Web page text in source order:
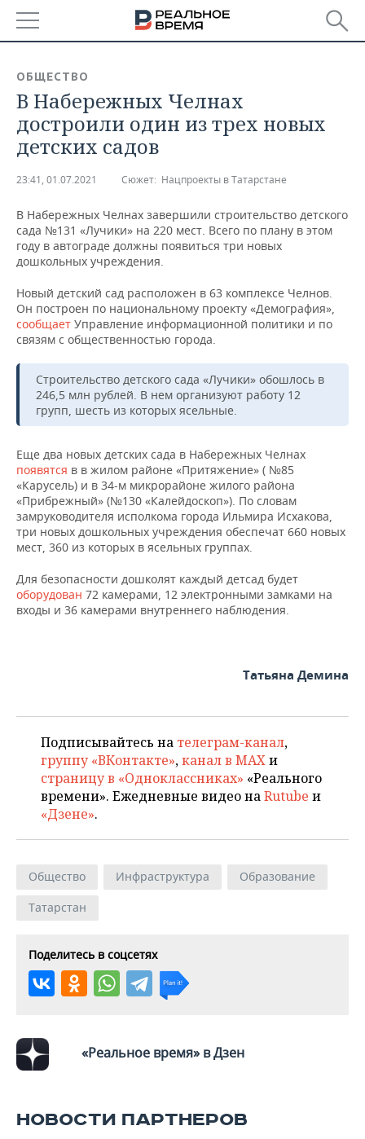
БАШКОРТОСТАН
ТАТАРСТАН
НОВОСТИ
АНАЛИТИКА
ДЕКЛАРАЦИИ О ДОХОДАХ
КОРОЛИ ГОСЗАКАЗА ПФО
КОМУ ПРИНАДЛЕЖАТ
ТОРГОВЫЕ ЦЕНТРЫ
ТАТАРСТАНА
НОВОСТИ ЭКОНОМИКИ
ФИНАНСЫ
БЮДЖЕТ
ПРОМЫШЛЕННОСТЬ
НОВОСТИ
ПРОМЫШЛЕННОСТИ
АГРОПРОМ
МАШИНОСТРОЕНИЕ
НЕФТЬ
ЭНЕРГЕТИКА
НЕДВИЖИМОСТЬ
НОВОСТИ АВТО
БИЗНЕС
РОЗНИЧНАЯ ТОРГОВЛЯ
УСЛУГИ
НОВОСТИ ТЕХНОЛОГИЙ
МЕДИА
ТЕЛЕКОММУНИКАЦИИ
МЕРОПРИЯТИЯ
ВЫЕЗДНАЯ РЕДАКЦИЯ
БИЗНЕС-БРАНЧИ
ONLINE-КОНФЕРЕНЦИИ
ОТКРЫТАЯ ЛЕКЦИЯ
НОВОСТИ СПОРТА
ФУТБОЛ
ХОККЕЙ
БАСКЕТБОЛ
ВОЛЕЙБОЛ
ХОККЕЙ С МЯЧОМ
ОБЩЕСТВО
НОВОСТИ ОБЩЕСТВА
ВЛАСТЬ
ИНФРАСТРУКТУРА
ИСТОРИЯ
ПРОИСШЕСТВИЯ
ФОТОГАЛЕРЕЯ
СЮЖЕТЫ
СПРАВОЧНИК
СПИСОК ПЕРСОН
ПОЛНАЯ ВЕРСИЯ
ОБЩЕСТВО
В Набережных Челнах
достроили один из трех новых
детских садов
23:41, 01.07.2021 Сюжет: Нацпроекты в Татарстане
В Набережных Челнах завершили строительство детского
сада №131 «Лучики» на 220 мест. Всего по плану в этом
году в автограде должны появиться три новых
дошкольных учреждения.
Новый детский сад расположен в 63 комплексе Челнов.
Он построен по национальному проекту «Демография»,
сообщает Управление информационной политики и по
связям с общественностью города.
Строительство детского сада «Лучики» обошлось в
246,5 млн рублей. В нем организуют работу 12
групп, шесть из которых ясельные.
Еще два новых детских сада в Набережных Челнах
появятся в в жилом районе «Притяжение» ( №85
«Карусель) и в 34-м микрорайоне жилого района
«Прибрежный» (№130 «Калейдоскоп»). По словам
замруководителя исполкома города Ильмира Исхакова,
три новых дошкольных учреждения обеспечат 660 новых
мест, 360 из которых в ясельных группах.
Для безопасности дошколят каждый детсад будет
оборудован 72 камерами, 12 электронными замками на
входы и 36 камерами внутреннего наблюдения.
Татьяна Демина
Подписывайтесь на телеграм-канал,
группу «ВКонтакте»,канал в MAXи
страницу в «Одноклассниках» «Реального
времени». Ежедневные видео наRutube и
«Дзене».
Общество Инфраструктура
Образование
Татарстан
Поделитесь в соцсетях
«Реальное время» в Дзен
НОВОСТИ ПАРТНЕРОВ